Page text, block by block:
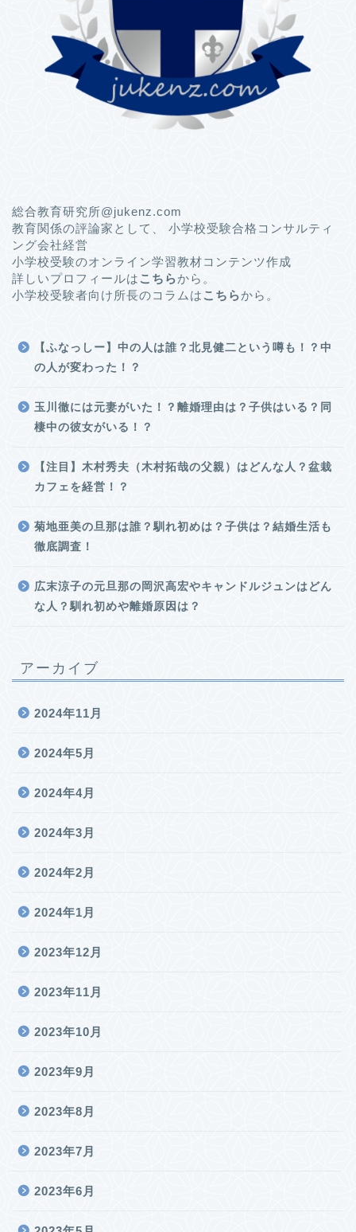
総合教育研究所@jukenz.com
教育関係の評論家として、 小学校受験合格コンサルティ
ング会社経営
小学校受験のオンライン学習教材コンテンツ作成
詳しいプロフィールはこちらから。
小学校受験者向け所長のコラムはこちらから。
【ふなっしー】中の人は誰？北見健二という噂も！？中
の人が変わった！？
玉川徹には元妻がいた！？離婚理由は？子供はいる？同
棲中の彼女がいる！？
【注目】木村秀夫（木村拓哉の父親）はどんな人？盆栽
カフェを経営！？
菊地亜美の旦那は誰？馴れ初めは？子供は？結婚生活も
徹底調査！
広末涼子の元旦那の岡沢高宏やキャンドルジュンはどん
な人？馴れ初めや離婚原因は？
アーカイブ
2024年11月
2024年5月
2024年4月
2024年3月
2024年2月
2024年1月
2023年12月
2023年11月
2023年10月
2023年9月
2023年8月
2023年7月
2023年6月